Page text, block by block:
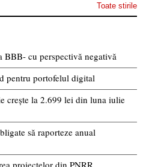
Toate stirile
cu perspectivă negativă
pentru portofelul digital
crește la 2.699 lei din luna iulie
să raporteze anual
proiectelor din PNRR